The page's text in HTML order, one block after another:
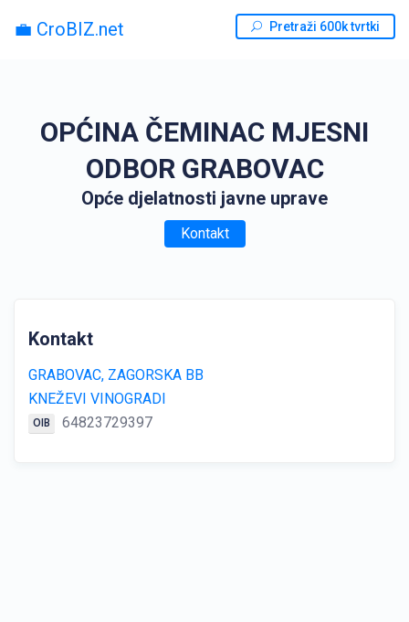
💼 CroBIZ.net Pretraži 600k tvrtki
OPĆINA ČEMINAC MJESNI
ODBOR GRABOVAC
Opće djelatnosti javne uprave
Kontakt
Kontakt
GRABOVAC, ZAGORSKA BB
KNEŽEVI VINOGRADI
OIB 64823729397